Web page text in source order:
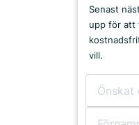
Kyrkor &
Bårhus
Senast
upp för att
vill.